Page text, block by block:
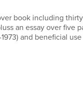
book including
an essay over five
and beneficial